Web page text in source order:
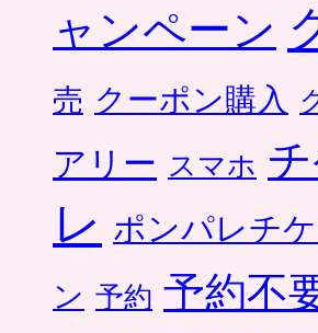
ャンペーン
売 クーポン購入
アリー スマホ
レ ポンパレチ
ン 予約 予約不